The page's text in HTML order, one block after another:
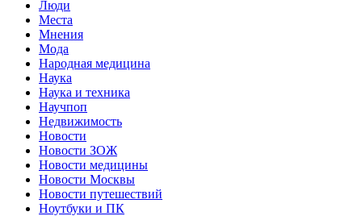
Люди
Места
Мнения
Мода
Народная медицина
Наука
Наука и техника
Научпоп
Недвижимость
Новости
Новости ЗОЖ
Новости медицины
Новости Москвы
Новости путешествий
Ноутбуки и ПК